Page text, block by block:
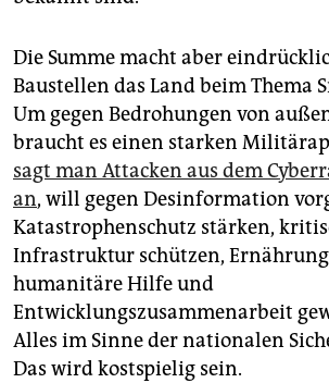
Die Summe macht aber
Baustellen das Land beim Thema
Um gegen Bedrohungen von
braucht es einen starken
sagt man Attacken aus dem
an, will gegen Desinformation
Katastrophenschutz stärken,
Infrastruktur schützen,
humanitäre Hilfe und
Entwicklungszusammenarbeit
Alles im Sinne der nationalen
Das wird kostspielig sein.